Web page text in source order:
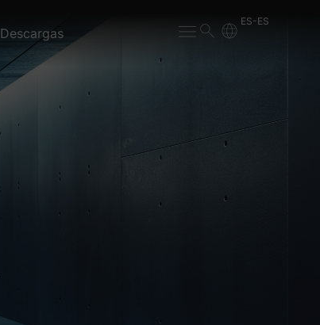
Descargas
ES-ES